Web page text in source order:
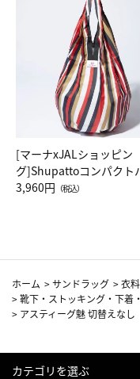
[マーナxJALショッピン
グ]Shupattoコンパクト
Drop JAL客室乗務員（LC
3,960円 （税込）
ホーム >サンドラッグ >衣
>靴下・ストッキング・下着
> アスティーグ魅 切替えなし
カテゴリを選ぶ